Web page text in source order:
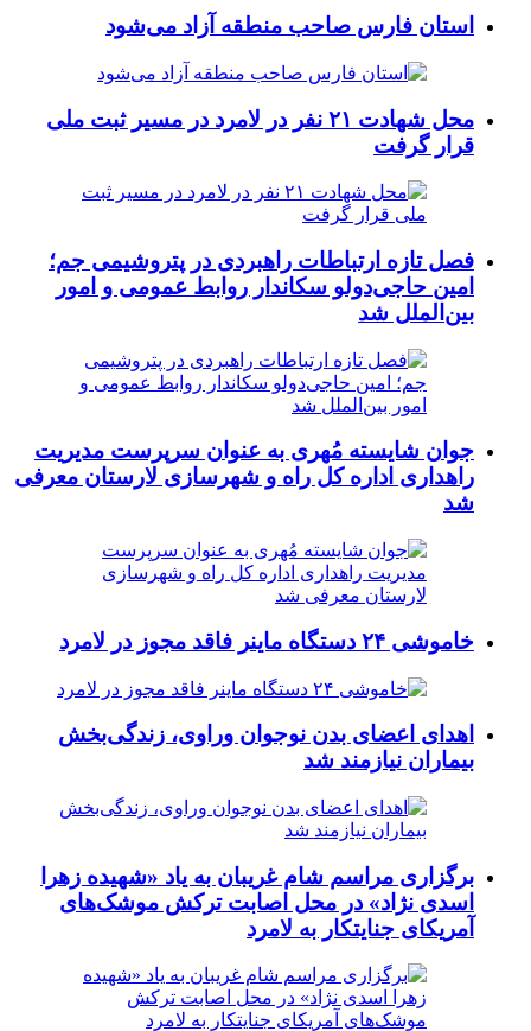
استان فارس صاحب منطقه آزاد می‌شود
محل شهادت ۲۱ نفر در لامرد در مسیر ثبت ملی
قرار گرفت
فصل تازه ارتباطات راهبردی در پتروشیمی جم؛
امین حاجی‌دولو سکاندار روابط عمومی و امور
بین‌الملل شد
جوان شایسته مُهری به عنوان سرپرست مدیریت
راهداری اداره کل راه و شهرسازی لارستان معرفی
شد
خاموشی ۲۴ دستگاه ماینر فاقد مجوز در لامرد
اهدای اعضای بدن نوجوان وراوی، زندگی‌بخش
بیماران نیازمند شد
برگزاری مراسم شام غریبان به یاد «شهیده زهرا
اسدی نژاد» در محل اصابت ترکش موشک‌های
آمریکای جنایتکار به لامرد